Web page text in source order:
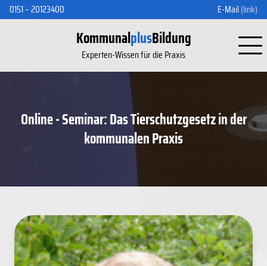
0151 – 20123400 E-Mail(link)
KommunalplusBildung
Experten-Wissen für die Praxis
Online - Seminar: Das Tierschutzgesetz in der
kommunalen Praxis